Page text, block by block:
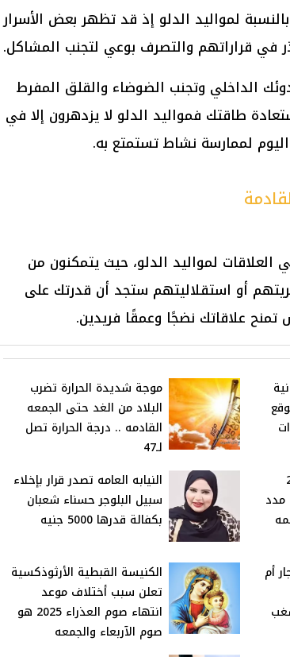
لمواليد الدلو إذ قد تظهر بعض الأسرار
في قراراتهم والتصرف بوعي لتجنب المشاكل.
الداخلي وتجنب الضوضاء والقلق المفرط
طاقتك فمواليد الدلو لا يزدهرون إلا في
لممارسة نشاط تستمتع به.
العلاقات لمواليد الدلو، حيث يتمكنون من
أو استقلاليتهم ستجد أن قدرتك على
علاقاتك نضجًا وعمقًا فريدين.
موجة شديدة الحرارة تضرب
البلاد من الغد حتى الجمعه
القادمه .. درجة الحرارة تصل
لـ47
مدد
النيابه العامه تصدر قرار بإخلاء
سبيل البلوجر حسناء شعبان
بكفالة قدرها 5000 جنيه
أم
الكنيسة القبطية الأرثوذكسية
تعلن سبب أختلاف موعد
انتهاء صوم العذراء 2025 هو
صوم الآربعاء والجمعه